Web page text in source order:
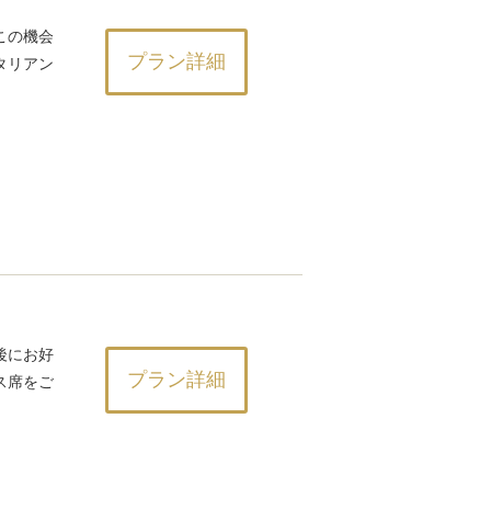
の機会
リアン
プラン詳細
にお好
席をご
プラン詳細